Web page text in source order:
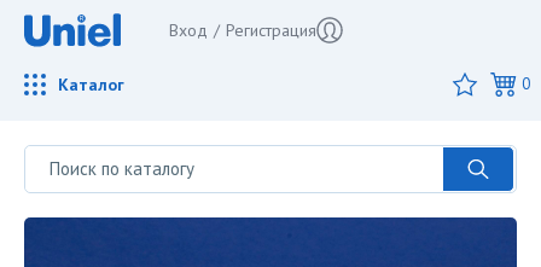
Вход / Регистрация
Каталог 0